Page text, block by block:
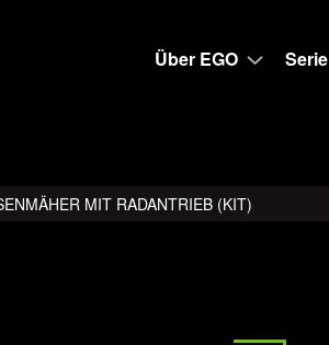
Über EGO
Serie
MIT RADANTRIEB (KIT)